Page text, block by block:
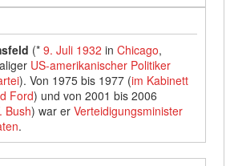
(*9. Juli 1932 inChicago,
US-amerikanischer Politiker
). Von 1975 bis 1977 (im Kabinett
Ford) und von 2001 bis 2006
Bush) war erVerteidigungsminister
.